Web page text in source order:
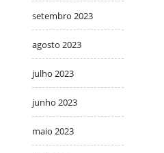
setembro 2023
agosto 2023
julho 2023
junho 2023
maio 2023